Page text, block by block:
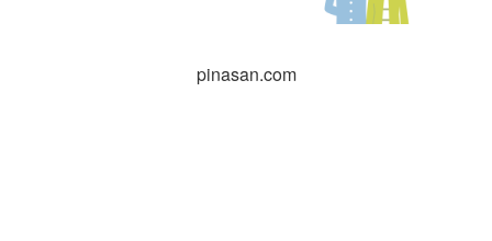
pinasan.com